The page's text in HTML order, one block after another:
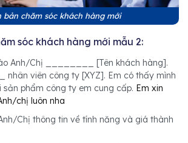
bản chăm sóc khách hàng mới
sóc khách hàng mới mẫu 2:
Anh/Chị ________ [Tên khách hàng].
viên công ty [XYZ]. Em có thấy mình
phẩm công ty em cung cấp. Em xin
chị luôn nha
Chị thông tin về tính năng và giá thành